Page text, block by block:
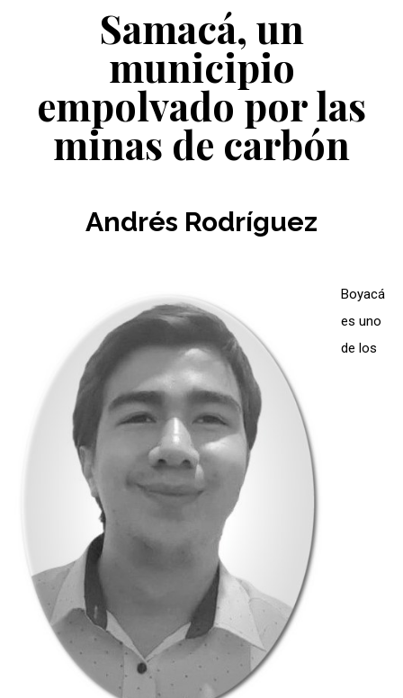
Samacá, un
municipio
empolvado por las
minas de carbón
Andrés Rodríguez
Boyacá
es uno
de los